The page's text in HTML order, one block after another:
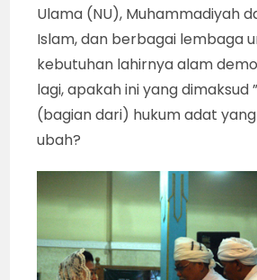
Ulama (NU), Muhammadiyah
Islam, dan berbagai lembaga
kebutuhan lahirnya alam
lagi, apakah ini yang dimaksud
(bagian dari) hukum adat
ubah?